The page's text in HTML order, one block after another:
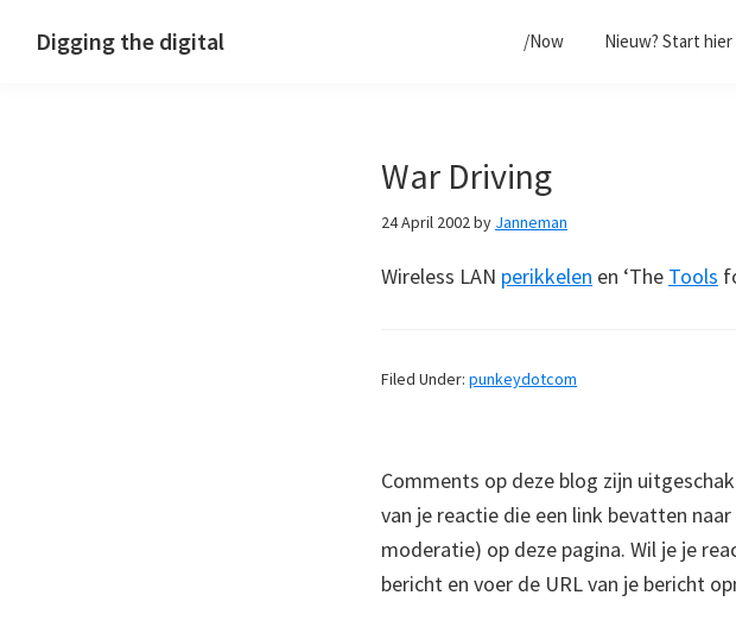
Digging the digital /Now Nieuw? Start hier
War Driving
24 April 2002by Janneman
Wireless LAN perikkelen en ‘The Tools
Filed Under: punkeydotcom
Comments op deze blog zijn
van je reactie die een link bevatten
moderatie) op deze pagina. Wil je je
bericht en voer de URL van je bericht